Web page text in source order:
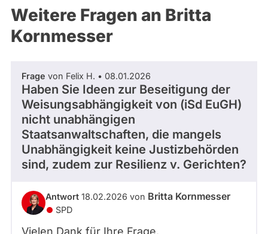
Weitere Fragen an Britta
Kornmesser
Frage von Felix H. • 08.01.2026
Haben Sie Ideen zur Beseitigung der
Weisungsabhängigkeit von (iSd EuGH)
nicht unabhängigen
Staatsanwaltschaften, die mangels
Unabhängigkeit keine Justizbehörden
sind, zudem zur Resilienz v. Gerichten?
Antwort 18.02.2026 von Britta Kornmesser
SPD
Vielen Dank für Ihre Frage.